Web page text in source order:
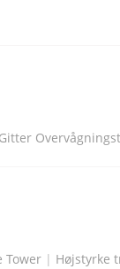
Tower | Højstyrke